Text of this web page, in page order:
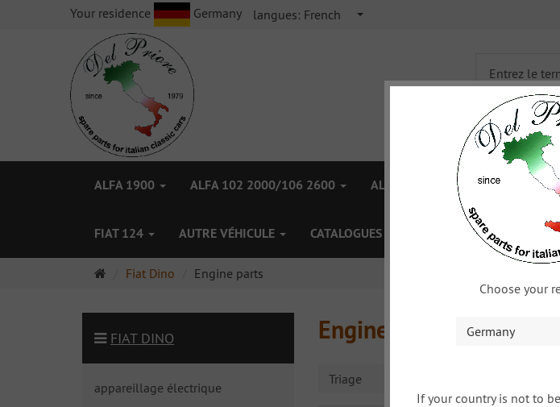
Your residence Germany langues: French
ALFA 1900 ALFA 102 2000/106 2600 ALFA 750/101 ALFA 105/
FIAT 124 AUTRE VÉHICULE CATALOGUES OFFRES SPÉCIAL
PageFiat Dino Engine parts
Engine parts
Triage
FIAT DINO
appareillage électrique
Choose your
Germany
If your country is not to